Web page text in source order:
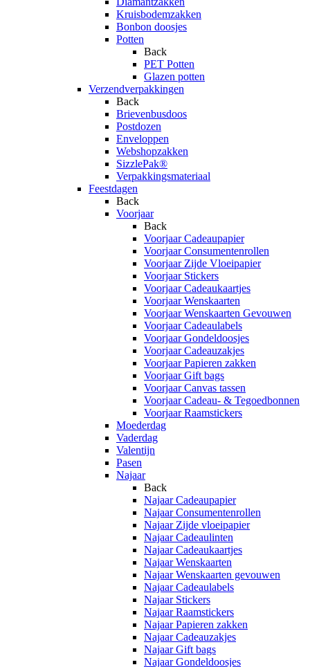
Kruisbodemzakken
Bonbon doosjes
Potten
Back
PET Potten
Glazen potten
Verzendverpakkingen
Back
Brievenbusdoos
Postdozen
Enveloppen
Webshopzakken
SizzlePak®
Verpakkingsmateriaal
Feestdagen
Back
Voorjaar
Back
Voorjaar Cadeaupapier
Voorjaar Consumentenrollen
Voorjaar Zijde Vloeipapier
Voorjaar Stickers
Voorjaar Cadeaukaartjes
Voorjaar Wenskaarten
Voorjaar Wenskaarten Gevouwen
Voorjaar Cadeaulabels
Voorjaar Gondeldoosjes
Voorjaar Cadeauzakjes
Voorjaar Papieren zakken
Voorjaar Gift bags
Voorjaar Canvas tassen
Voorjaar Cadeau- & Tegoedbonnen
Voorjaar Raamstickers
Moederdag
Vaderdag
Valentijn
Pasen
Najaar
Back
Najaar Cadeaupapier
Najaar Consumentenrollen
Najaar Zijde vloeipapier
Najaar Cadeaulinten
Najaar Cadeaukaartjes
Najaar Wenskaarten
Najaar Wenskaarten gevouwen
Najaar Cadeaulabels
Najaar Stickers
Najaar Raamstickers
Najaar Papieren zakken
Najaar Cadeauzakjes
Najaar Gift bags
Najaar Gondeldoosjes